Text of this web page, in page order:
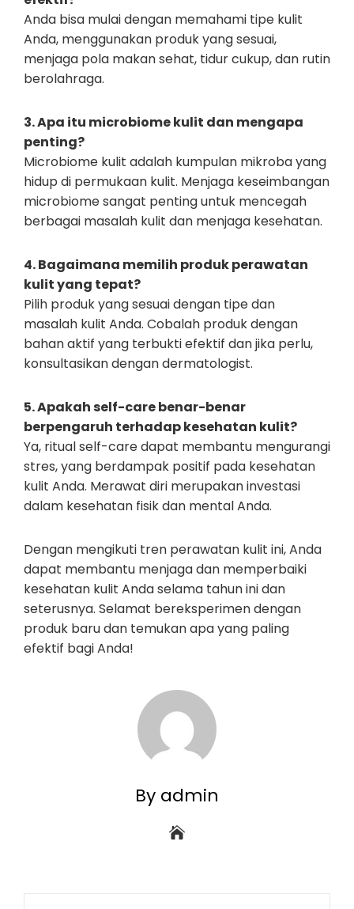
Anda bisa mulai dengan memahami tipe kulit
Anda, menggunakan produk yang sesuai,
menjaga pola makan sehat, tidur cukup, dan rutin
berolahraga.
3. Apa itu microbiome kulit dan mengapa
penting?
Microbiome kulit adalah kumpulan mikroba yang
hidup di permukaan kulit. Menjaga keseimbangan
microbiome sangat penting untuk mencegah
berbagai masalah kulit dan menjaga kesehatan.
4. Bagaimana memilih produk perawatan
kulit yang tepat?
Pilih produk yang sesuai dengan tipe dan
masalah kulit Anda. Cobalah produk dengan
bahan aktif yang terbukti efektif dan jika perlu,
konsultasikan dengan dermatologist.
5. Apakah self-care benar-benar
berpengaruh terhadap kesehatan kulit?
Ya, ritual self-care dapat membantu mengurangi
stres, yang berdampak positif pada kesehatan
kulit Anda. Merawat diri merupakan investasi
dalam kesehatan fisik dan mental Anda.
Dengan mengikuti tren perawatan kulit ini, Anda
dapat membantu menjaga dan memperbaiki
kesehatan kulit Anda selama tahun ini dan
seterusnya. Selamat bereksperimen dengan
produk baru dan temukan apa yang paling
efektif bagi Anda!
By admin